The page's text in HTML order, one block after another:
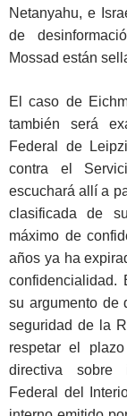
Netanyahu, e
de
Mossad están
El caso de
también será
Federal de
contra el
escuchará allí a
clasificada de
máximo de
años ya ha
confidencialidad.
su argumento de
seguridad de la
respetar el
directiva sobre
Federal del